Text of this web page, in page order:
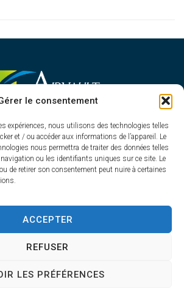
le consentement
expériences, nous utilisons des technologies telles
et / ou accéder aux informations de l’appareil. Le
nous permettra de traiter des données telles
ou les identifiants uniques sur ce site. Le
de retirer son consentement peut nuire à certaines
ACCEPTER
REFUSER
LES PRÉFÉRENCES
D'AIRVAULT
Rue Constant Balquet,
79600 Airvault
13
mairie
Du lundi au vendredi
à 12h30 et de 13h45 à 17h30
Plan du siteConfidentialité